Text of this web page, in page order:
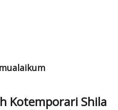
Kotemporari Shila